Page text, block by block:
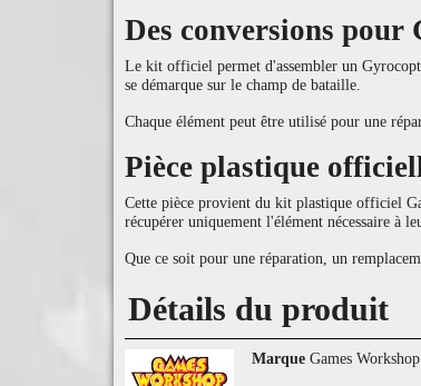
Des conversions
Le kit officiel permet d'assembler un
se démarque sur le champ de bataille.
Chaque élément peut être utilisé pour une
Pièce plastique
Cette pièce provient du kit plastique officiel
récupérer uniquement l'élément nécessaire à
Que ce soit pour une réparation, un
Détails du produit
Marque Games Workshop